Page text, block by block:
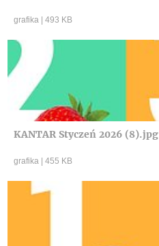
grafika | 493 KB
KANTAR Styczeń 2026 (8).jpg
grafika | 455 KB